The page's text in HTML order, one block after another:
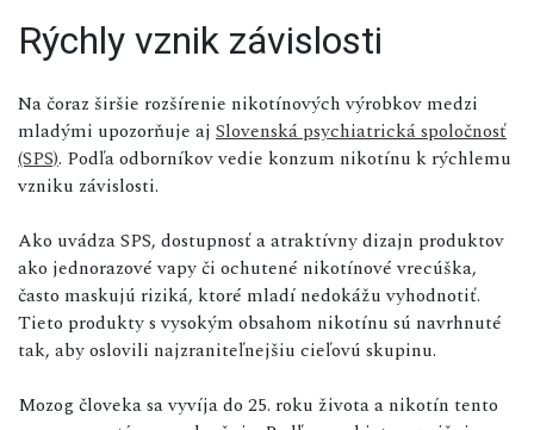
Rýchly vznik závislosti
Na čoraz širšie rozšírenie nikotínových výrobkov medzi
mladými upozorňuje aj Slovenská psychiatrická spoločnosť
(SPS). Podľa odborníkov vedie konzum nikotínu k rýchlemu
vzniku závislosti.
Ako uvádza SPS, dostupnosť a atraktívny dizajn produktov
ako jednorazové vapy či ochutené nikotínové vrecúška,
často maskujú riziká, ktoré mladí nedokážu vyhodnotiť.
Tieto produkty s vysokým obsahom nikotínu sú navrhnuté
tak, aby oslovili najzraniteľnejšiu cieľovú skupinu.
Mozog človeka sa vyvíja do 25. roku života a nikotín tento